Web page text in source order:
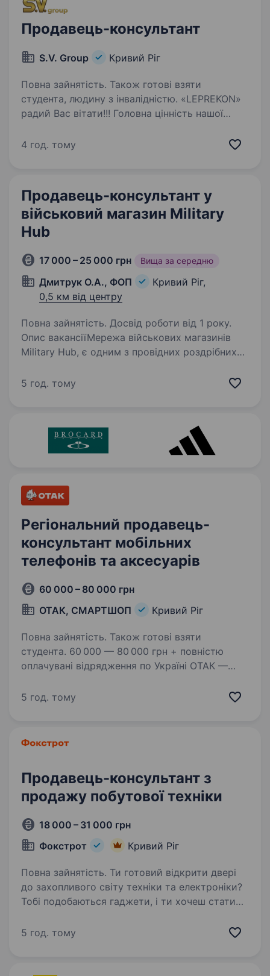
Продавець-консультант
S.V. Group Кривий Ріг
Повна зайнятість. Також готові взяти
студента, людину з інвалідністю. «LEPREKON»
радий Вас вітати!!! Головна цінність нашої
стати її частиною Для розпочинаючих свою
4 год. тому
Продавець-консультант у
військовий магазин Military
Hub
17 000 – 25 000 грн Вища за середню
Дмитрук О.А., ФОП
Кривий Ріг,
0,5 км від центру
Повна зайнятість. Досвід роботи від 1 року.
Опис вакансіїМережа військових магазинів
Military Hub, є одним з провідних роздрібних
військової одягу в Україні. Ми працюємо з
5 год. тому
Регіональний продавець-
консультант мобільних
телефонів та аксесуарів
60 000 – 80 000 грн
ОТАК, СМАРТШОП
Кривий Ріг
Повна зайнятість. Також готові взяти
студента. 60 000 — 80 000 грн + повністю
оплачувані відрядження по Україні ОТАК —
заробляти, подорожувати та будувати кар'єру
5 год. тому
Продавець-консультант з
продажу побутової техніки
18 000 – 31 000 грн
Фокстрот
Кривий Ріг
Повна зайнятість. Ти готовий відкрити двері
до захопливого світу техніки та електроніки?
Тобі подобаються гаджети, і ти хочеш стати
ця вакансія саме для Тебе! Фокстрот — це
5 год. тому